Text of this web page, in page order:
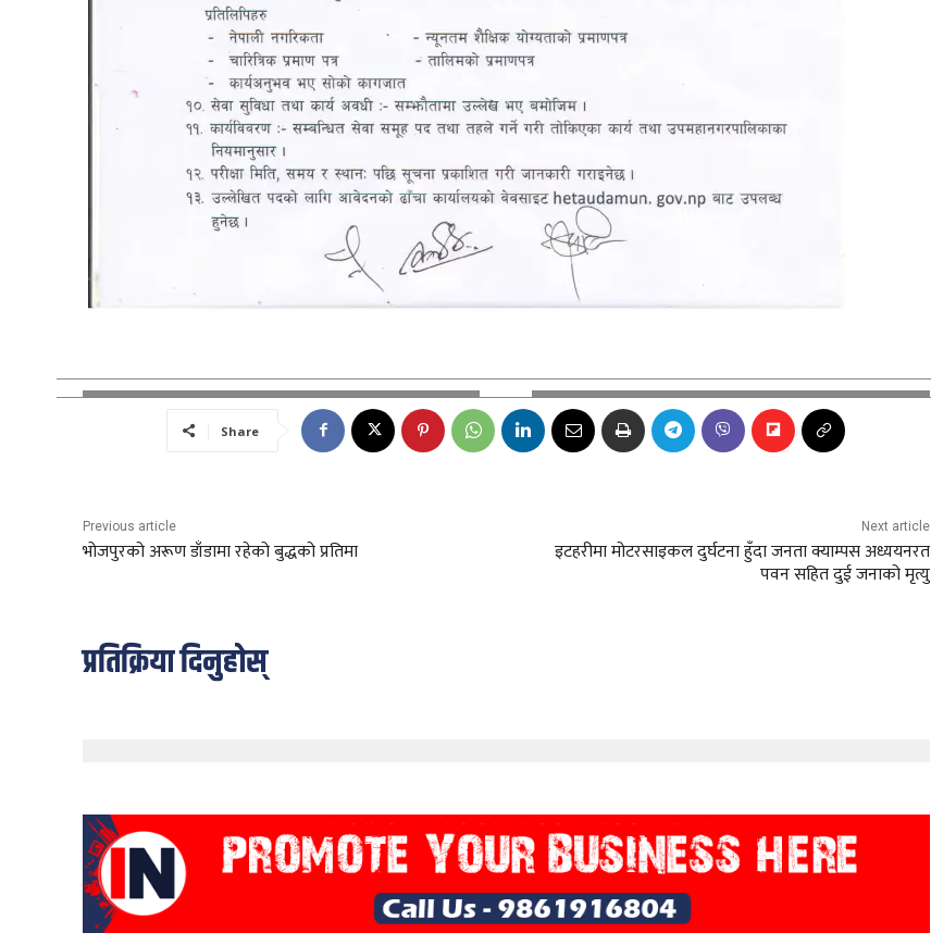
Share
Previous article
भोजपुरको अरूण डाँडामा रहेको बुद्धको प्रतिमा
Next article
इटहरीमा मोटरसाइकल दुर्घटना हुँदा जनता क्याम्पस अध्ययनरत
पवन सहित दुई जनाको मृत्यु
प्रतिक्रिया दिनुहोस्